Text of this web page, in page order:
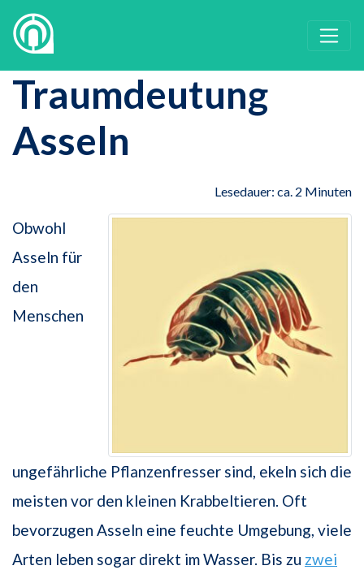
Traumdeutung
Asseln
Lesedauer: ca. 2 Minuten
Obwohl
Asseln für
den
Menschen
ungefährliche Pflanzenfresser sind, ekeln sich die
meisten vor den kleinen Krabbeltieren. Oft
bevorzugen Asseln eine feuchte Umgebung, viele
Arten leben sogar direkt im Wasser. Bis zu zwei